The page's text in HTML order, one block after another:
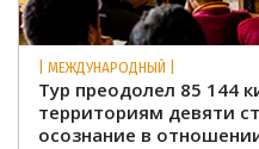
| МЕЖДУНАРОДНЫЙ |
Тур преодолел 85 144
территориям девяти
осознание в